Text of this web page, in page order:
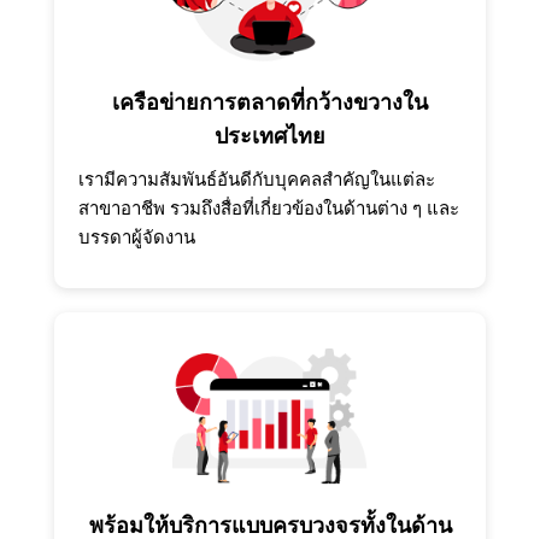
เครือข่ายการตลาดที่กว้างขวางใน
ประเทศไทย
เรามีความสัมพันธ์อันดีกับบุคคลสำคัญในแต่ละ
สาขาอาชีพ รวมถึงสื่อที่เกี่ยวข้องในด้านต่าง ๆ และ
บรรดาผู้จัดงาน
พร้อมให้บริการแบบครบวงจรทั้งในด้าน